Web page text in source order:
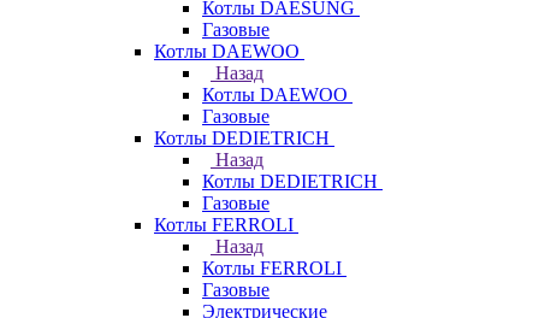
Котлы DAESUNG
Газовые
Котлы DAEWOO
Назад
Котлы DAEWOO
Газовые
Котлы DEDIETRICH
Назад
Котлы DEDIETRICH
Газовые
Котлы FERROLI
Назад
Котлы FERROLI
Газовые
Электрические